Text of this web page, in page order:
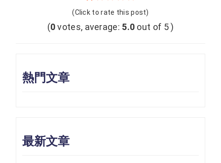
(Click to rate this post)
(0votes, average: 5.0 out of 5 )
熱門文章
最新文章